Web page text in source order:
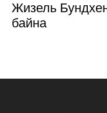
Жизель
байна